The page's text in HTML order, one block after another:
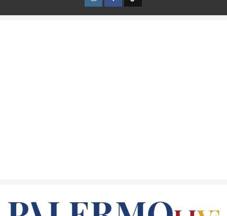
InstagramFacebook
TikTok